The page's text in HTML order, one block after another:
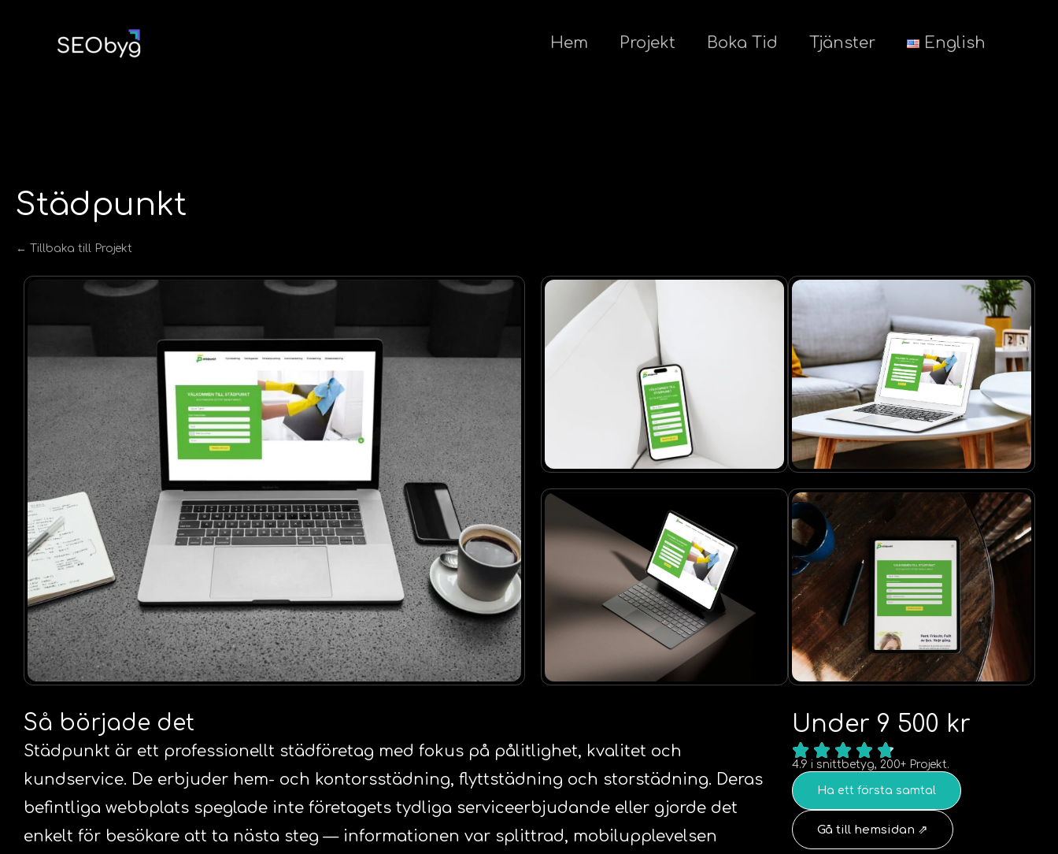
Hem Projekt Boka Tid Tjänster English
Städpunkt
← Tillbaka till Projekt
Så började det
Städpunkt är ett professionellt städföretag med fokus på pålitlighet, kvalitet och
kundservice. De erbjuder hem- och kontorsstädning, flyttstädning och storstädning. Deras
befintliga webbplats speglade inte företagets tydliga serviceerbjudande eller gjorde det
enkelt för besökare att ta nästa steg — informationen var splittrad, mobilupplevelsen
Under 9 500 kr
4.9 i snittbetyg, 200+ Projekt.
Ha ett första samtal
Gå till hemsidan ⇗